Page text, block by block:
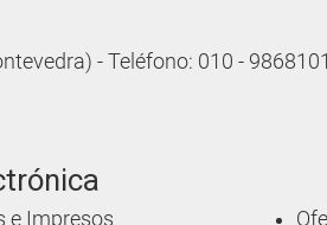
- Teléfono: 010 -
e Impresos